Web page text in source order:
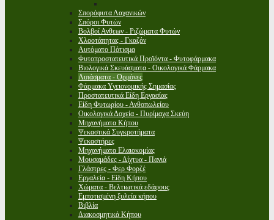
Σπορόφυτα Λαχανικών
Σπόροι Φυτών
Βολβοί Ανθεων - Ριζώματα Φυτών
Χλοοτάπητας - Γκαζόν
Αυτόματο Πότισμα
Φυτοπροστατευτικά Προϊόντα - Φυτοφάρμακα
Βιολογικά Σκευάσματα - Οικολογικά Φάρμακα
Λιπάσματα - Ορμόνες
Φάρμακα Υγειονομικής Σημασίας
Προστατευτικά Είδη Εργασίας
Είδη Φυτωρίου - Ανθοπωλείου
Οικολογικά Δοχεία - Πυρίμαχα Σκεύη
Μηχανήματα Κήπου
Ψεκαστικά Συγκροτήματα
Ψεκαστήρες
Μηχανήματα Ελαιοκομίας
Μουσαμάδες - Δίχτυα - Πανιά
Γλάστρες - Φερ Φορζέ
Εργαλεία - Είδη Κήπου
Χώματα - Βελτιωτικά εδάφους
Εμποτισμένη ξυλεία κήπου
Βιβλία
Διακοσμητικά Κήπου